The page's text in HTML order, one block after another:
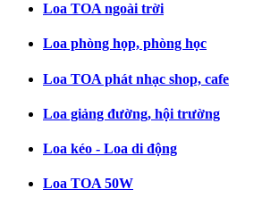
Loa TOA ngoài trời
Loa phòng họp, phòng học
Loa TOA phát nhạc shop, cafe
Loa giảng đường, hội trường
Loa kéo - Loa di động
Loa TOA 50W